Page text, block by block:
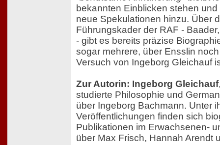
bekannten Einblicken stehen
neue Spekulationen hinzu. Über
Führungskader der RAF -
- gibt es bereits präzise
sogar mehrere, über Ensslin
Versuch von Ingeborg Gleichauf
Zur Autorin: Ingeborg Gleichauf
studierte Philosophie und
über Ingeborg Bachmann. Unter
Veröffentlichungen finden sich
Publikationen im Erwachsenen-
über Max Frisch, Hannah Arendt